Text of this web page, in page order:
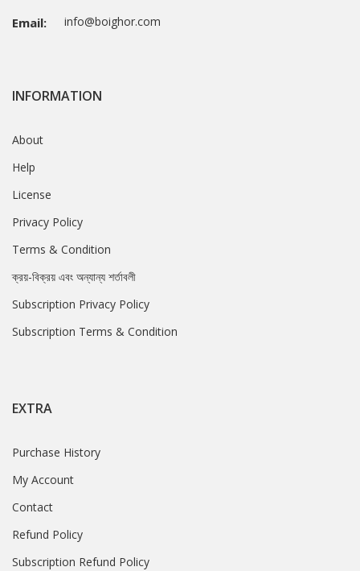
Email: info@boighor.com
INFORMATION
About
Help
License
Privacy Policy
Terms & Condition
ক্রয়-বিক্রয় এবং অন্যান্য শর্তাবলী
Subscription Privacy Policy
Subscription Terms & Condition
EXTRA
Purchase History
My Account
Contact
Refund Policy
Subscription Refund Policy